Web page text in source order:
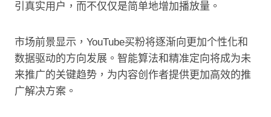
引真实用户，而不仅仅是简单地增加播放量。
市场前景显示，YouTube买粉将逐渐向更加个性化和
数据驱动的方向发展。智能算法和精准定向将成为未
来推广的关键趋势，为内容创作者提供更加高效的推
广解决方案。